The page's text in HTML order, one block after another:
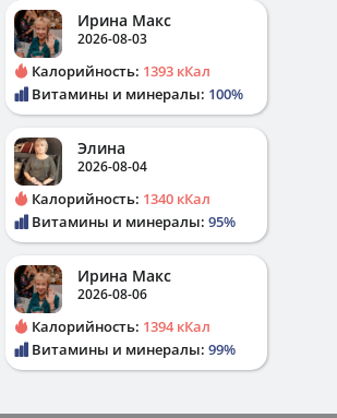
Ирина Макс
2026-08-03
Калорийность: 1393 кКал
Витамины и минералы: 100%
Элина
2026-08-04
Калорийность: 1340 кКал
Витамины и минералы: 95%
Ирина Макс
2026-08-06
Калорийность: 1394 кКал
Витамины и минералы: 99%